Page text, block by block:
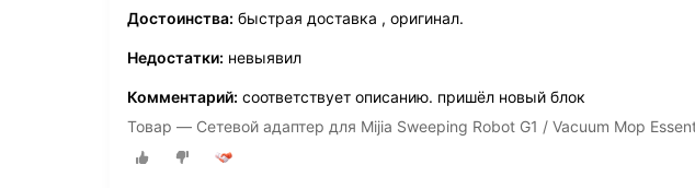
Достоинства: быстрая доставка , оригинал.
Недостатки: невыявил
Комментарий: соответствует описанию. пришёл новый блок
Товар — Сетевой адаптер для Mijia Sweeping Robot G1 / Vacuum Mop